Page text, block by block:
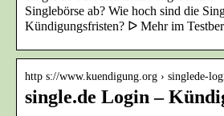
Singlebörse ab? Wie hoch sind die
Kündigungsfristen? ᐅ Mehr im
http s://www.kuendigung.org › singlede-
single.de Login –